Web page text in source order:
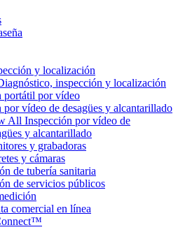
y localización
inspección y localización
portátil por vídeo
por vídeo de desagües y alcantarillado
All Inspección por vídeo de
y alcantarillado
y grabadoras
y cámaras
de tubería sanitaria
de servicios públicos
comercial en línea